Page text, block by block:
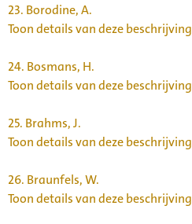
23. Borodine, A.
Toon details van deze beschrijving
24. Bosmans, H.
Toon details van deze beschrijving
25. Brahms, J.
Toon details van deze beschrijving
26. Braunfels, W.
Toon details van deze beschrijving